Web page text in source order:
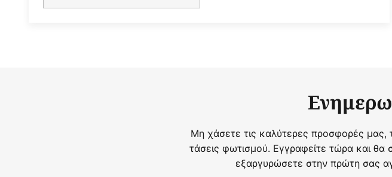
Μη χάσετε τις καλύτερες προσφορές μας,
τάσεις φωτισμού. Εγγραφείτε τώρα και θα
εξαργυρώσετε στην πρώτη σας